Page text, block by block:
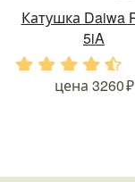
Катушка Daiwa
5iA
. . .
цена 3260